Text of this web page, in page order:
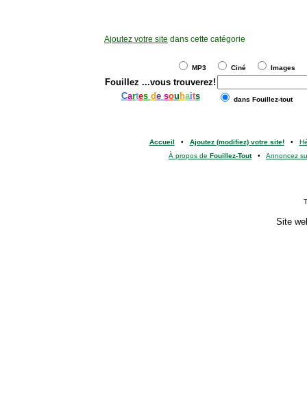
Ajoutez votre site dans cette catégorie
MP3 Ciné Images
Fouillez ...vous trouverez!
Cartes de sou haits dans Fouillez-tout
Accueil • Ajoutez (modifiez) votre site!•
À propos de Fouillez-Tout• Annoncez
Site